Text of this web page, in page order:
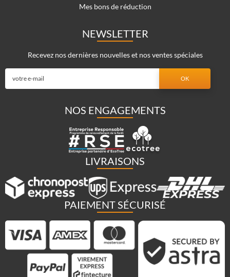
Mes bons de réduction
NEWSLETTER
Recevez nos dernières nouvelles et nos ventes spéciales
NOS ENGAGEMENTS
LIVRAISONS
PAIEMENT SÉCURISÉ